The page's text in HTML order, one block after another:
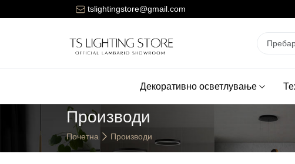
tslightingstore@gmail.com
за достава на нарачките е 150 денари.
Декоративно осветлување
Производи
Почетна Производи